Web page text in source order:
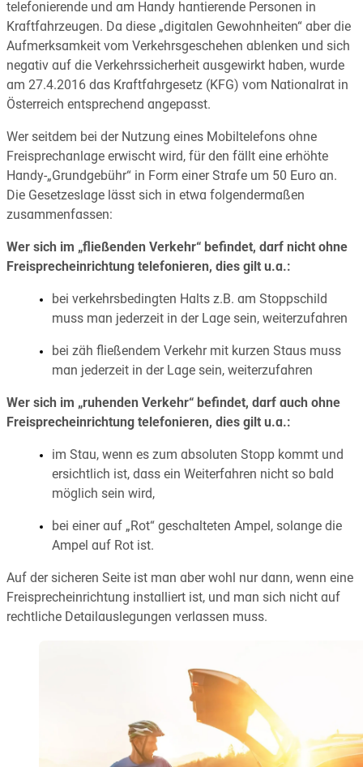
telefonierende und am Handy hantierende Personen in
Kraftfahrzeugen. Da diese „digitalen Gewohnheiten“ aber die
Aufmerksamkeit vom Verkehrsgeschehen ablenken und sich
negativ auf die Verkehrssicherheit ausgewirkt haben, wurde
am 27.4.2016 das Kraftfahrgesetz (KFG) vom Nationalrat in
Österreich entsprechend angepasst.
Wer seitdem bei der Nutzung eines Mobiltelefons ohne
Freisprechanlage erwischt wird, für den fällt eine erhöhte
Handy-„Grundgebühr“ in Form einer Strafe um 50 Euro an.
Die Gesetzeslage lässt sich in etwa folgendermaßen
zusammenfassen:
Wer sich im „fließenden Verkehr“ befindet, darf nicht ohne
Freisprecheinrichtung telefonieren, dies gilt u.a.:
bei verkehrsbedingten Halts z.B. am Stoppschild
muss man jederzeit in der Lage sein, weiterzufahren
bei zäh fließendem Verkehr mit kurzen Staus muss
man jederzeit in der Lage sein, weiterzufahren
Wer sich im „ruhenden Verkehr“ befindet, darf auch ohne
Freisprecheinrichtung telefonieren, dies gilt u.a.:
im Stau, wenn es zum absoluten Stopp kommt und
ersichtlich ist, dass ein Weiterfahren nicht so bald
möglich sein wird,
bei einer auf „Rot“ geschalteten Ampel, solange die
Ampel auf Rot ist.
Auf der sicheren Seite ist man aber wohl nur dann, wenn eine
Freisprecheinrichtung installiert ist, und man sich nicht auf
rechtliche Detailauslegungen verlassen muss.